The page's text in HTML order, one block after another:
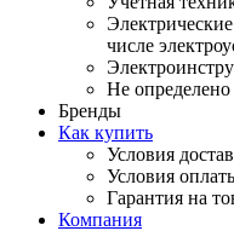
числе
Не определено
Бренды
Как купить
Условия
Условия
Гарантия на
Компания